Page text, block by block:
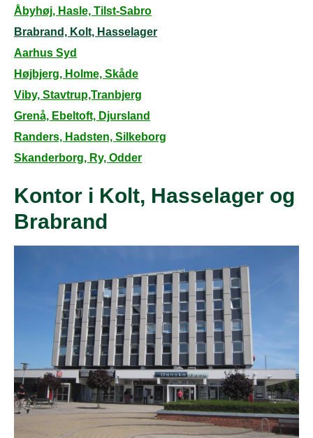
Åbyhøj, Hasle, Tilst-Sabro
Brabrand, Kolt, Hasselager
Aarhus Syd
Højbjerg, Holme, Skåde
Viby, Stavtrup,Tranbjerg
Grenå, Ebeltoft, Djursland
Randers, Hadsten, Silkeborg
Skanderborg, Ry, Odder
Kontor i Kolt, Hasselager og
Brabrand